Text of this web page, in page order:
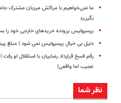
ما نمی‌خواهیم با مراکش میزبان مشترک جام
بگیرید
پرسپولیس پرونده خریدهای خارجی خود را
دنیل بی خیال پرسپولیس نمی شود | مبلغ
عجیب اما واقعی!
نظر شما